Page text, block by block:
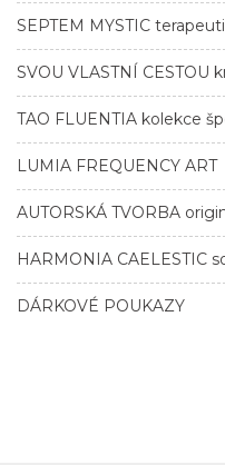
SEPTEM MYSTIC
SVOU VLASTNÍ CESTOU
TAO FLUENTIA kolekce
LUMIA FREQUENCY ART
AUTORSKÁ TVORBA
HARMONIA CAELESTIC
DÁRKOVÉ POUKAZY